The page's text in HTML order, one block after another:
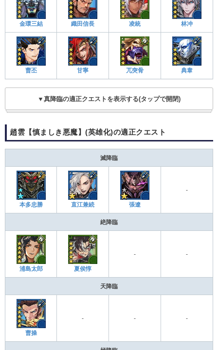
金環三結 織田信長 凌統 林冲
曹丕 甘寧 兀突骨 典韋
▼真降臨の適正クエストを表示する(タップで開閉)
趙雲【慎ましき悪魔】(英雄化)の適正クエスト
滅降臨
本多忠勝 直江兼続 張遼
-
絶降臨
浦島太郎 夏侯惇
- -
天降臨
曹操
- - -